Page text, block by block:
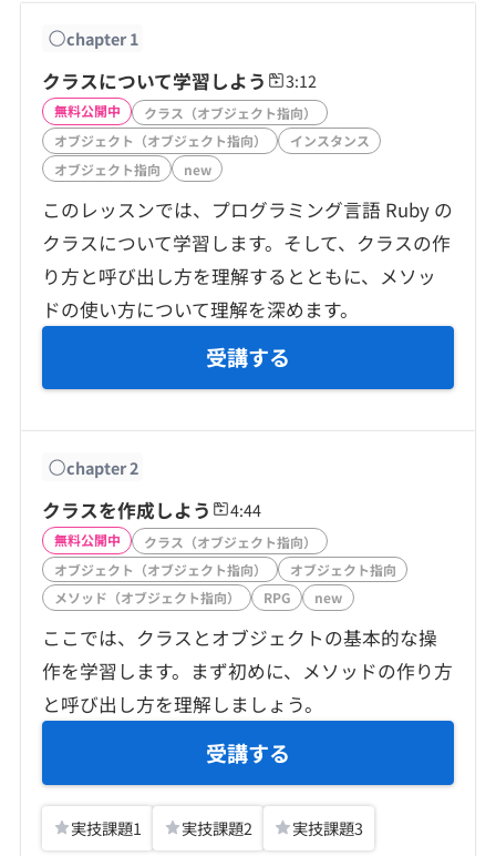
個人向けプラン
法人向けプラン
学校向けプラン
契約内容・クーポン
chapter1
クラスについて学習しよう 3:12
無料公開中
クラス（オブジェクト指向）
オブジェクト（オブジェクト指向）
インスタンス
オブジェクト指向
new
このレッスンでは、プログラミング言語 Ruby の
クラスについて学習します。そして、クラスの作
り方と呼び出し方を理解するとともに、メソッ
ドの使い方について理解を深めます。
受講する
chapter2
クラスを作成しよう 4:44
無料公開中
クラス（オブジェクト指向）
オブジェクト（オブジェクト指向）
オブジェクト指向
メソッド（オブジェクト指向）
RPG new
ここでは、クラスとオブジェクトの基本的な操
作を学習します。まず初めに、メソッドの作り方
と呼び出し方を理解しましょう。
受講する
実技課題1 実技課題2 実技課題3